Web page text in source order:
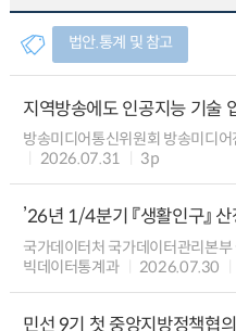
법안.통계 및 참고
지역방송에도 인공지능 기술
방송미디어통신위원회 방송미디
2026.07.31
3p
’26년 1/4분기 『생활인구』
국가데이터처 국가데이터관리본
빅데이터통계과
2026.07.30
민선 9기 첫 중앙지방정책협